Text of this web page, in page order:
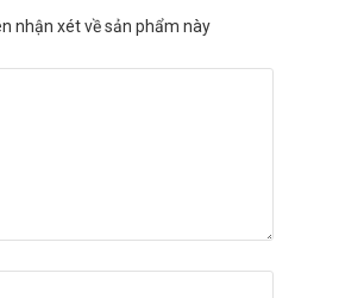
nhận xét về sản phẩm này